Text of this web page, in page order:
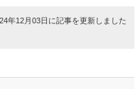
年12月03日に記事を更新しました